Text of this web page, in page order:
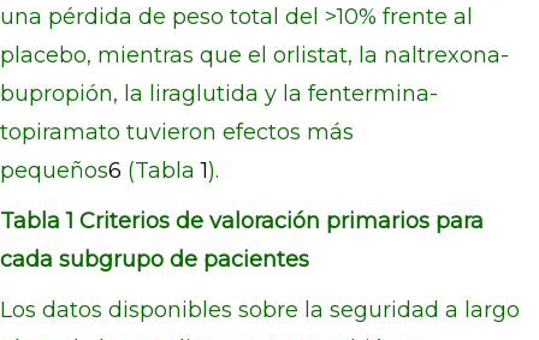
una pérdida de peso total del >10% frente al
placebo, mientras que el orlistat, la naltrexona-
bupropión, la liraglutida y la fentermina-
topiramato tuvieron efectos más
pequeños6 (Tabla1).
Tabla 1 Criterios de valoración primarios para
cada subgrupo de pacientes
Los datos disponibles sobre la seguridad a largo